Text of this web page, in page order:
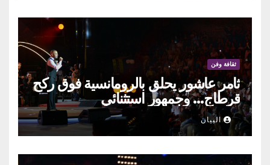
ثقافة وفن
ثامر عاشور يحلق بالرومانسية فوق ركح
قرطاج… وجمهور استثنائي
البيان